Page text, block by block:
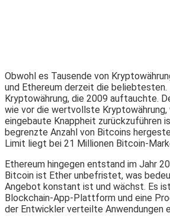
Obwohl es Tausende von
und Ethereum derzeit die
Kryptowährung, die 2009 auftauchte.
wie vor die wertvollste Kryptowährung,
eingebaute Knappheit zurückzuführen
begrenzte Anzahl von Bitcoins
Limit liegt bei 21 Millionen Bitcoin-
Ethereum hingegen entstand im Jahr
Bitcoin ist Ether unbefristet, was
Angebot konstant ist und wächst. Es
Blockchain-App-Plattform und eine
der Entwickler verteilte Anwendungen